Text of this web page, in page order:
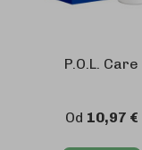
P.O.L. Care
Od 10,97 €